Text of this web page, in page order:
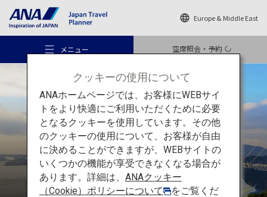
Europe & Middle East
メニュー 空席照会・予約
おすすめの旅
旅のアイデア
四国
クッキーの使用について
ANAホームページでは、お客様にWEBサイ
トをより快適にご利用いただくために必要
となるクッキーを使用しています。その他
のクッキーの使用について、お客様が自由
に決めることができますが、WEBサイトの
いくつかの機能が享受できなくなる場合が
あります。詳細は、 ANAクッキー
（Cookie）ポリシーについて
をご覧くだ